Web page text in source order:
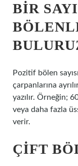
BIR
Pozitif bölen
çarpanlarına
yazılır. Örneğin;
veya daha fazla
verir.
ÇIFT